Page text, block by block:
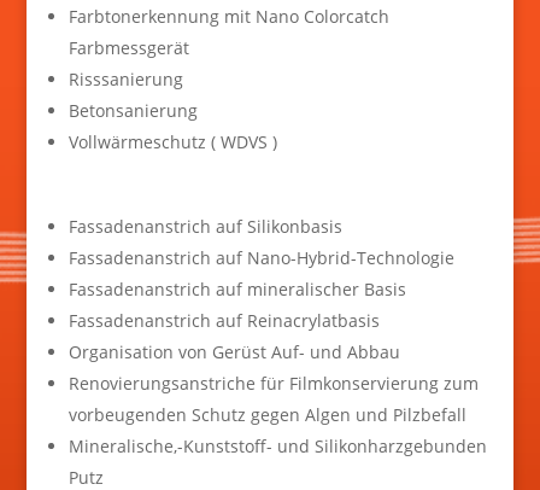
Farbtonerkennung mit Nano Colorcatch
Farbmessgerät
Risssanierung
Betonsanierung
Vollwärmeschutz ( WDVS )
Fassadenanstrich auf Silikonbasis
Fassadenanstrich auf Nano-Hybrid-Technologie
Fassadenanstrich auf mineralischer Basis
Fassadenanstrich auf Reinacrylatbasis
Organisation von Gerüst Auf- und Abbau
Renovierungsanstriche für Filmkonservierung zum
vorbeugenden Schutz gegen Algen und Pilzbefall
Mineralische,-Kunststoff- und Silikonharzgebunden
Putz